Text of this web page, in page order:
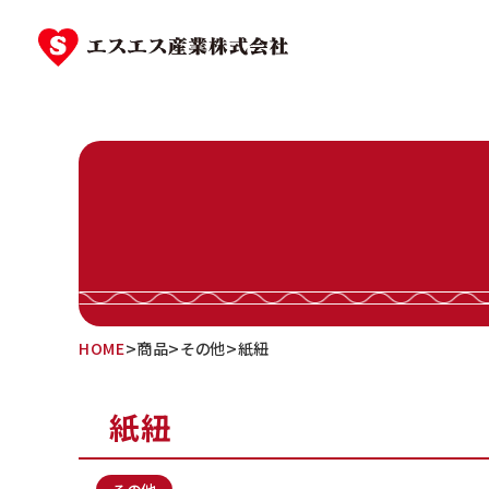
content
HOME>商品>その他>紙紐
紙紐